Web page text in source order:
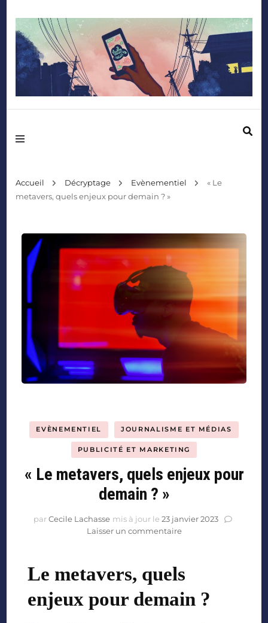
Accueil Décryptage Evènementiel
« Le
metavers, quels enjeux pour demain ? »
EVÈNEMENTIEL JOURNALISME ET MÉDIAS
PUBLICITÉ ET MARKETING
« Le metavers, quels enjeux pour
demain ? »
parCecile Lachasse mis à jour le 23 janvier 2023
Laisser un commentaire
Le metavers, quels
enjeux pour demain ?